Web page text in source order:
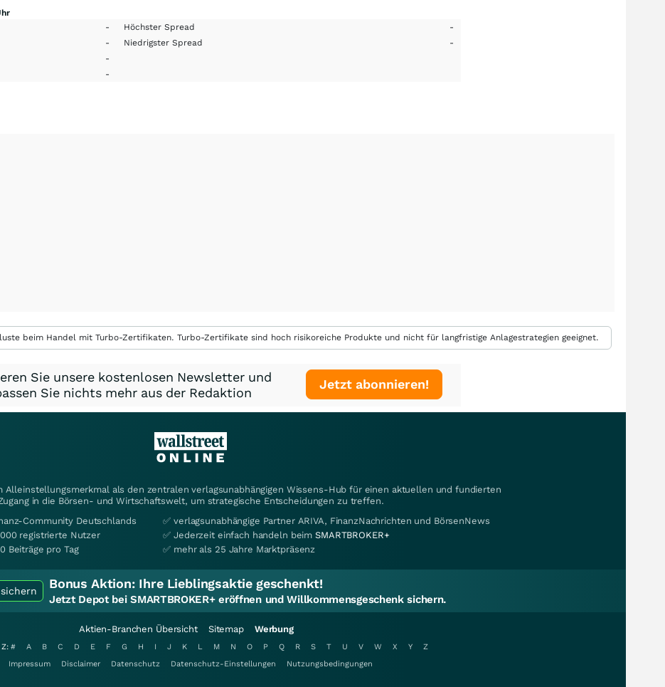
- Höchster Spread
-
- Niedrigster Spread
-
-
-
beim Handel mit Turbo-Zertifikaten. Turbo-Zertifikate sind hoch risikoreiche Produkte und nicht für langfristige Anlagestrategien geeignet.
Sie unsere kostenlosen Newsletter und
Sie nichts mehr aus der Redaktion
Jetzt abonnieren!
Alleinstellungsmerkmal als den zentralen verlagsunabhängigen Wissens-Hub für einen aktuellen und fundierten
in die Börsen- und Wirtschaftswelt, um strategische Entscheidungen zu treffen.
Community Deutschlands
registrierte Nutzer
Beiträge pro Tag
✅ verlagsunabhängige Partner ARIVA, FinanzNachrichten und BörsenNews
✅ Jederzeit einfach handeln beimSMARTBROKER+
✅ mehr als 25 Jahre Marktpräsenz
Bonus Aktion: Ihre Lieblingsaktie geschenkt!
Jetzt Depot bei SMARTBROKER+ eröffnen und Willkommensgeschenk sichern.
Aktien-Branchen Übersicht Sitemap Werbung
# A B C D E F G H I J K L M N O P Q R S T U V W X Y
Z
Impressum
Disclaimer Datenschutz Datenschutz-Einstellungen Nutzungsbedingungen